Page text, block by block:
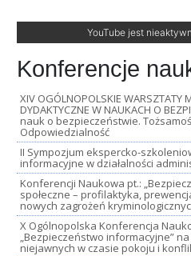
YouTube jest
Konferencje
XIV OGÓLNOPOLSKIE WARSZTATY
DYDAKTYCZNE W NAUKACH O
nauk o bezpieczeństwie.
Odpowiedzialność
II Sympozjum ekspercko-
informacyjne w działalności
Konferencji Naukowa pt.:
społeczne – profilaktyka,
nowych zagrożeń
X Ogólnopolska Konferencja
„Bezpieczeństwo informacyjne”
niejawnych w czasie pokoju i